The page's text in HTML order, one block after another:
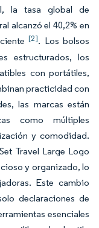
la tasa global de
alcanzó el 40,2% en
[2]. Los bolsos
estructurados, los
con portátiles,
practicidad con
las marcas están
como múltiples
y comodidad.
Travel Large Logo
y organizado, lo
Este cambio
declaraciones de
esenciales